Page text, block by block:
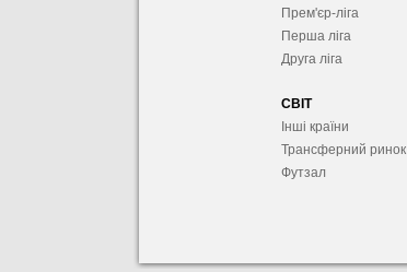
Прем'єр-ліга
Перша ліга
Друга ліга
СВІТ
Інші країни
Трансферний ринок
Футзал